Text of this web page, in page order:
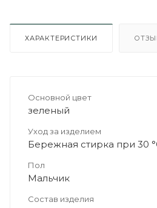
ХАРАКТЕРИСТИКИ
Основной цвет
зеленый
Уход за изделием
Бережная стирка при 30
Пол
Мальчик
Состав изделия